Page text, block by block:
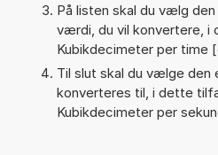
På listen skal du vælg
værdi, du vil konvertere,
Kubikdecimeter per time
Til slut skal du vælge den
konverteres til, i dette
Kubikdecimeter per